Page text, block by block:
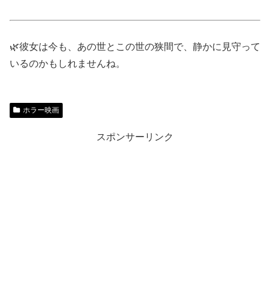
🌿彼女は今も、あの世とこの世の狭間で、静かに見守って
いるのかもしれませんね。
ホラー映画
スポンサーリンク